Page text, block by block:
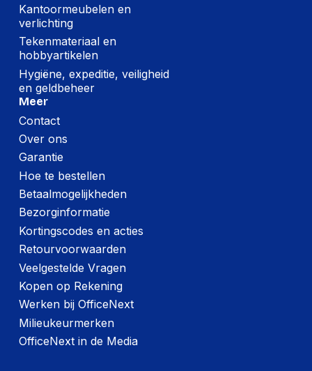
Per stuk
Hoeveelheid:
Breedte:
Hoogte:
Gewicht:
Kantoormeubelen en
verlichting
Tekenmateriaal en
hobbyartikelen
Hygiëne, expeditie, veiligheid
en geldbeheer
Meer
Contact
Over ons
Garantie
Hoe te bestellen
Betaalmogelijkheden
Bezorginformatie
Kortingscodes en acties
Retourvoorwaarden
Veelgestelde Vragen
Kopen op Rekening
Werken bij OfficeNext
Milieukeurmerken
OfficeNext in de Media